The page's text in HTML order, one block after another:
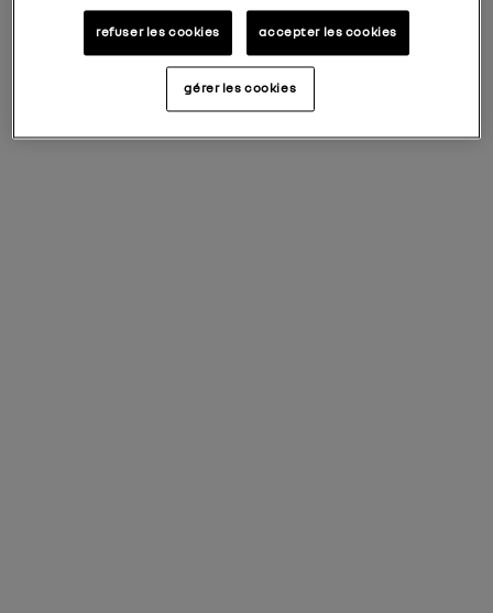
refuser les cookies accepter les cookies
gérer les cookies